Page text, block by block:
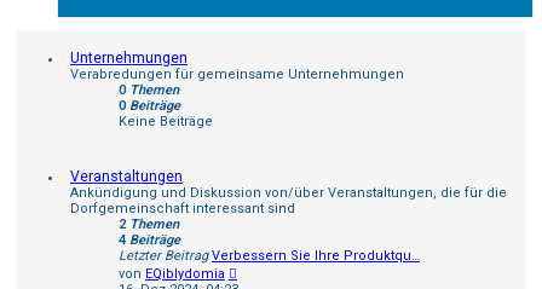
Themen
Suche
FAQ
Unternehmungen
Verabredungen für gemeinsame Unternehmungen
0 Themen
0Beiträge
Keine Beiträge
Veranstaltungen
Ankündigung und Diskussion von/über Veranstaltungen, die für die
Dorfgemeinschaft interessant sind
2 Themen
4 Beiträge
Letzter Beitrag Verbessern Sie Ihre Produktqu…
von EQiblydomia